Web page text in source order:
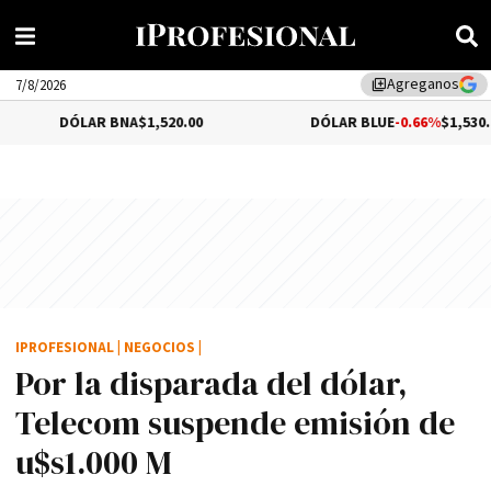
library_addAgreganos
7/8/2026
$1,520.00 -0.66%$1,530.00
Por la disparada del dólar,
Telecom suspende emisión de
u$s1.000 M
IPROFESIONAL NEGOCIOS